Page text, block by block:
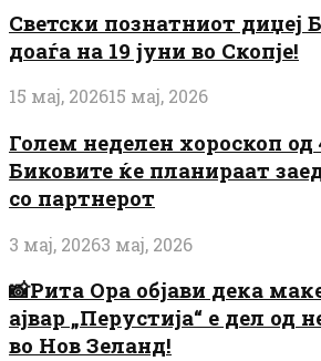
Светски познатниот диџеј
доаѓа на 19 јуни во Скопје!
15 мај, 202615 мај, 2026
Голем неделен хороскоп од
Биковите ќе планираат
со партнерот
3 мај, 20263 мај, 2026
📸Рита Ора објави дека
ајвар „Перустија“ е дел од
во Нов Зеланд!